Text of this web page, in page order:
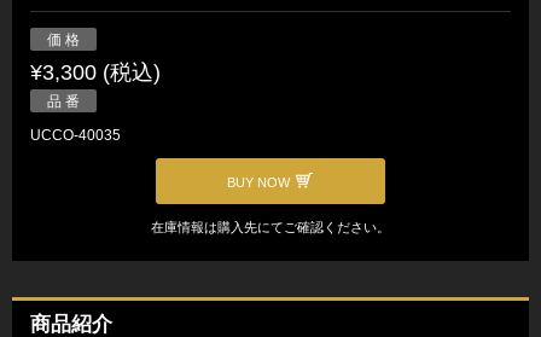
価 格
¥3,300 (税込)
品 番
UCCO-40035
BUY NOW
在庫情報は購入先にてご確認ください。
商品紹介